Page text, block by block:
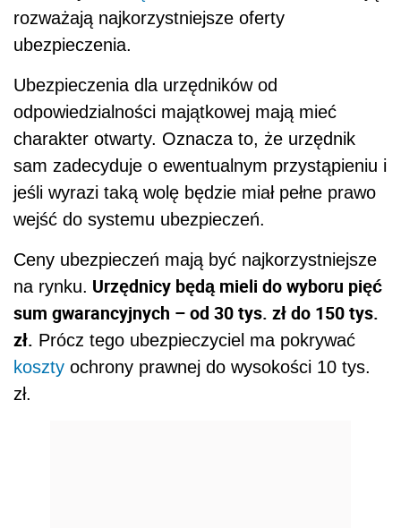
rozważają najkorzystniejsze oferty
ubezpieczenia.
Ubezpieczenia dla urzędników od
odpowiedzialności majątkowej mają mieć
charakter otwarty. Oznacza to, że urzędnik
sam zadecyduje o ewentualnym przystąpieniu i
jeśli wyrazi taką wolę będzie miał pełne prawo
wejść do systemu ubezpieczeń.
Ceny ubezpieczeń mają być najkorzystniejsze
na rynku. Urzędnicy będą mieli do wyboru pięć
sum gwarancyjnych – od 30 tys. zł do 150 tys.
zł. Prócz tego ubezpieczyciel ma pokrywać
koszty ochrony prawnej do wysokości 10 tys.
zł.